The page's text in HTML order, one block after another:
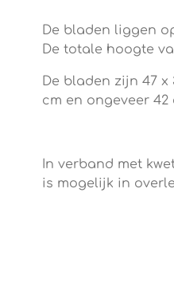
De bladen liggen
De totale hoogte
De bladen zijn 47 x
cm en ongeveer 42
In verband met
is mogelijk in